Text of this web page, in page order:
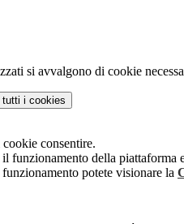
si avvalgono di cookie
i cookies
consentire.
funzionamento della piattaforma
potete visionare la